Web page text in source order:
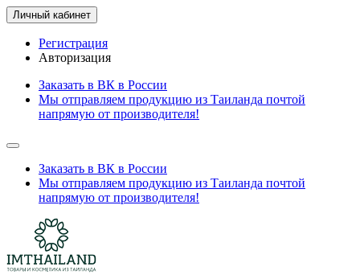
Личный кабинет
Регистрация
Авторизация
Заказать в ВК в России
Мы отправляем продукцию из Таиланда почтой
напрямую от производителя!
Заказать в ВК в России
Мы отправляем продукцию из Таиланда почтой
напрямую от производителя!